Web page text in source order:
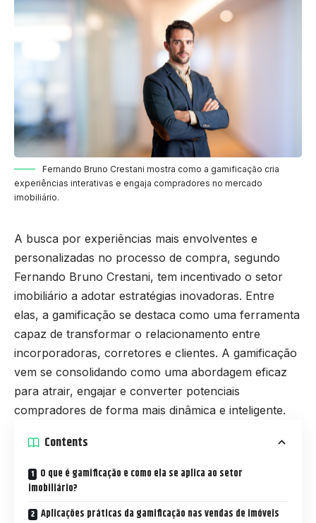
Fernando Bruno Crestani mostra como a gamificação cria
experiências interativas e engaja compradores no mercado
imobiliário.
A busca por experiências mais envolventes e
personalizadas no processo de compra, segundo
Fernando Bruno Crestani, tem incentivado o setor
imobiliário a adotar estratégias inovadoras. Entre
elas, a gamificação se destaca como uma ferramenta
capaz de transformar o relacionamento entre
incorporadoras, corretores e clientes. A gamificação
vem se consolidando como uma abordagem eficaz
para atrair, engajar e converter potenciais
compradores de forma mais dinâmica e inteligente.
Contents
O que é gamificação e como ela se aplica ao setor
imobiliário?
Aplicações práticas da gamificação nas vendas de imóveis